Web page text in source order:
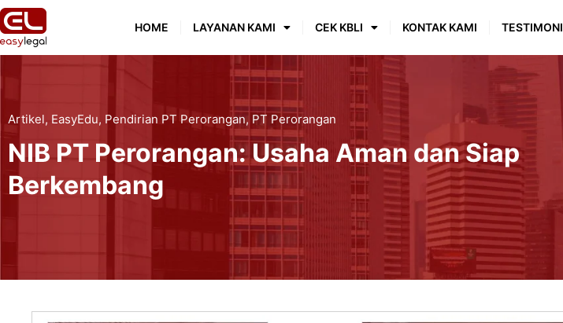
HOME LAYANAN KAMI CEK KBLI KONTAK KAMI TESTIMONI
Artikel, EasyEdu, Pendirian PT Perorangan, PT Perorangan
NIB PT Perorangan: Usaha Aman dan Siap
Berkembang